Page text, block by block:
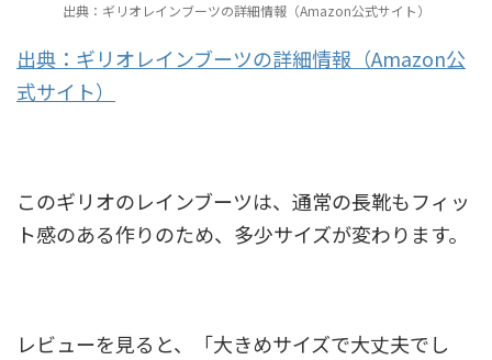
出典：ギリオレインブーツの詳細情報（Amazon公式サイト）
出典：ギリオレインブーツの詳細情報（Amazon公
式サイト）
このギリオのレインブーツは、通常の長靴もフィッ
ト感のある作りのため、多少サイズが変わります。
レビューを見ると、「大きめサイズで大丈夫でし